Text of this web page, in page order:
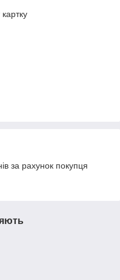
за рахунок покупця